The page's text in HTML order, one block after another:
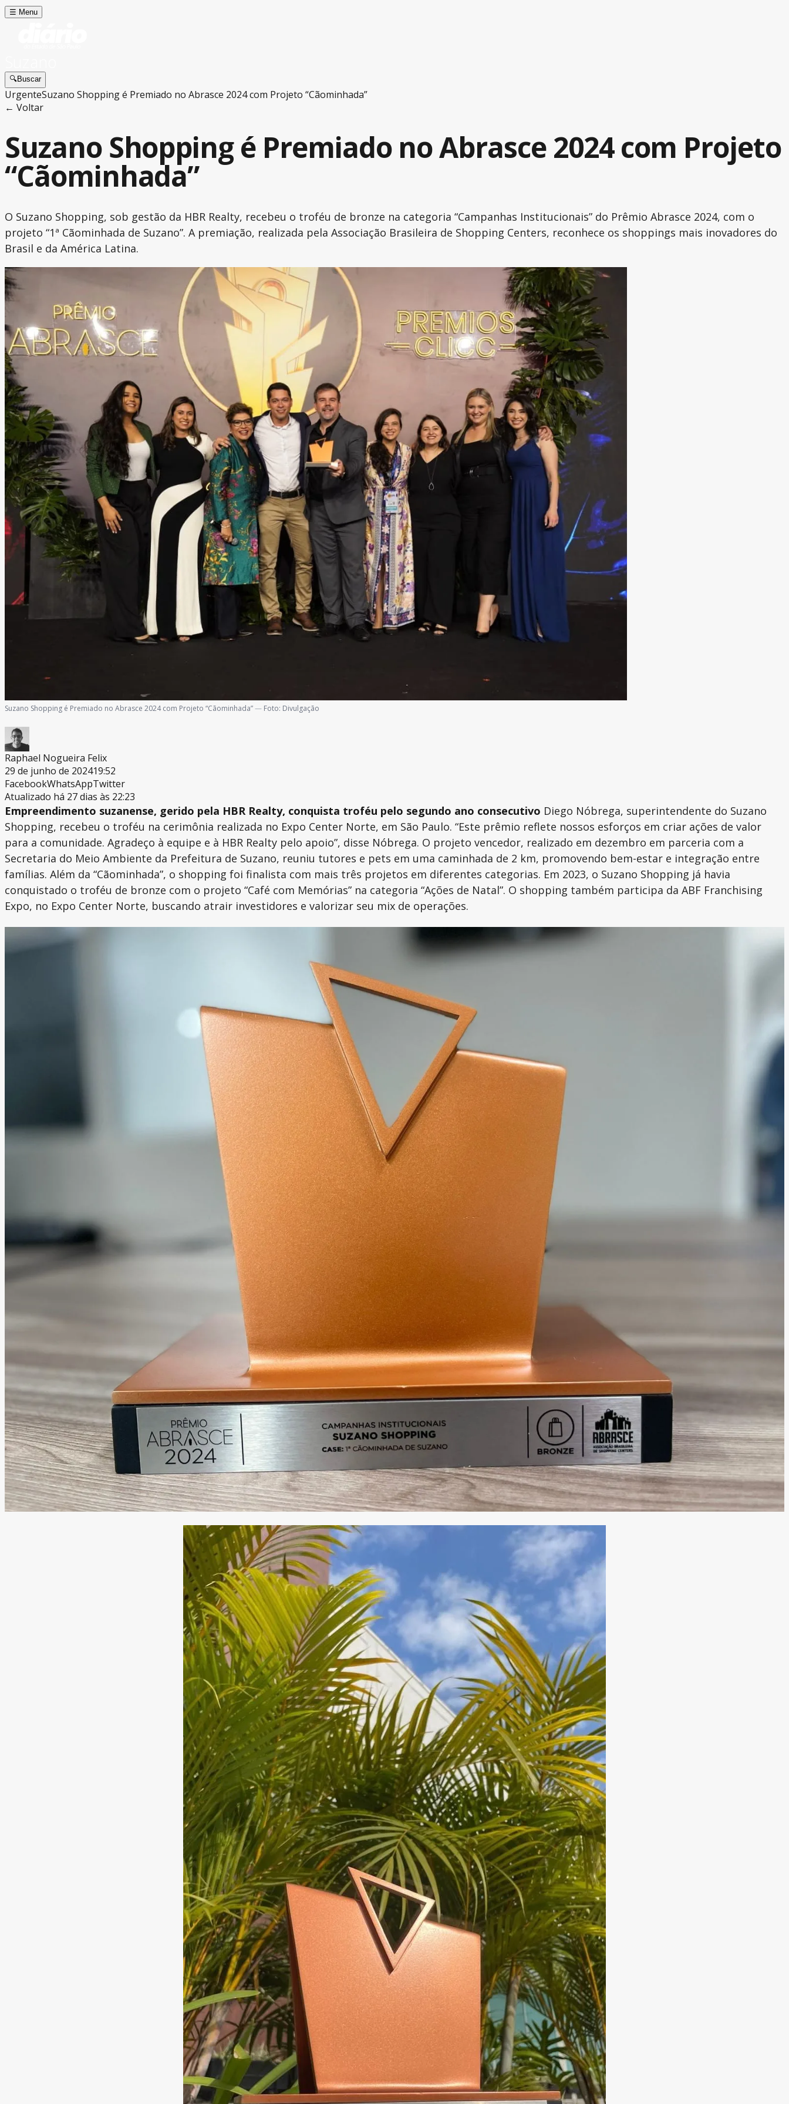
☰ Menu
🔍Buscar
UrgenteSuzano Shopping é Premiado no Abrasce 2024 com Projeto “Cãominhada”
← Voltar
Suzano Shopping é Premiado no Abrasce 2024 com Projeto
“Cãominhada”
O Suzano Shopping, sob gestão da HBR Realty, recebeu o troféu de bronze na categoria “Campanhas Institucionais” do Prêmio Abrasce 2024, com o
projeto “1ª Cãominhada de Suzano”. A premiação, realizada pela Associação Brasileira de Shopping Centers, reconhece os shoppings mais inovadores do
Brasil e da América Latina.
Suzano Shopping é Premiado no Abrasce 2024 com Projeto “Cãominhada”— Foto: Divulgação
Raphael Nogueira Felix
29 de junho de 202419:52
FacebookWhatsAppTwitter
Atualizado há 27 dias às 22:23
Empreendimento suzanense, gerido pela HBR Realty, conquista troféu pelo segundo ano consecutivo Diego Nóbrega, superintendente do Suzano
Shopping, recebeu o troféu na cerimônia realizada no Expo Center Norte, em São Paulo. “Este prêmio reflete nossos esforços em criar ações de valor
para a comunidade. Agradeço à equipe e à HBR Realty pelo apoio”, disse Nóbrega. O projeto vencedor, realizado em dezembro em parceria com a
Secretaria do Meio Ambiente da Prefeitura de Suzano, reuniu tutores e pets em uma caminhada de 2 km, promovendo bem-estar e integração entre
famílias. Além da “Cãominhada”, o shopping foi finalista com mais três projetos em diferentes categorias. Em 2023, o Suzano Shopping já havia
conquistado o troféu de bronze com o projeto “Café com Memórias” na categoria “Ações de Natal”. O shopping também participa da ABF Franchising
Expo, no Expo Center Norte, buscando atrair investidores e valorizar seu mix de operações.